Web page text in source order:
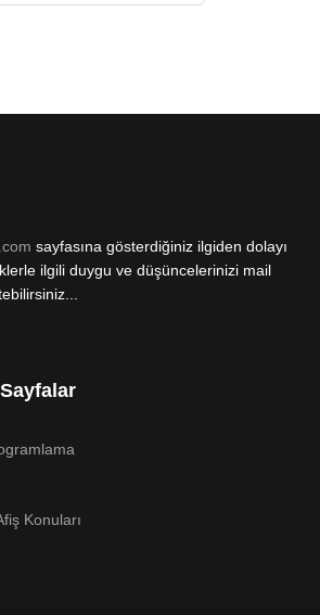
sayfasına gösterdiğiniz ilgiden dolayı
ilgili duygu ve düşüncelerinizi mail
Konuları